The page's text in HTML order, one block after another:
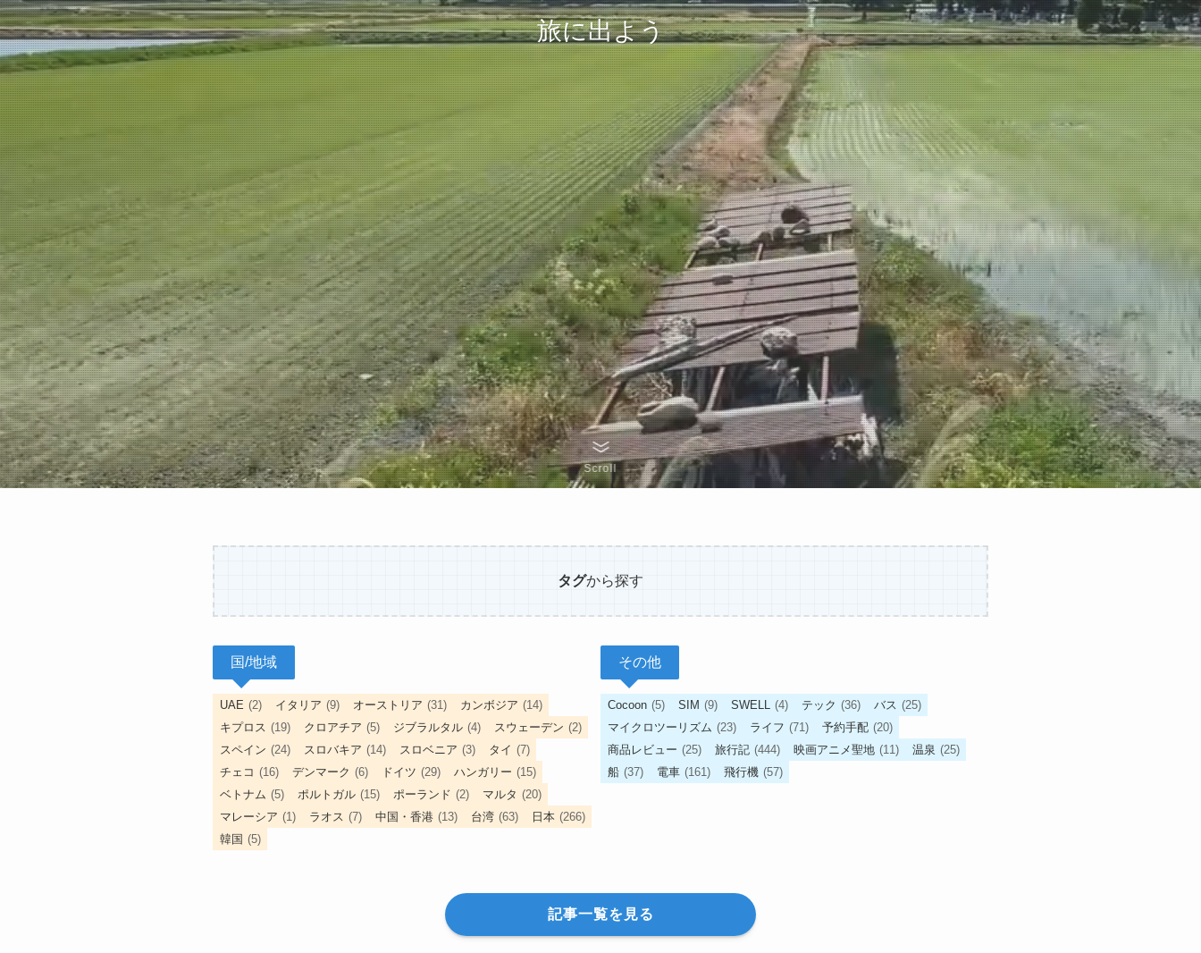
旅に出よう
Scroll
タグから探す
国/地域
UAE (2) イタリア (9) オーストリア (31) カンボジア (14)
キプロス (19) クロアチア (5) ジブラルタル (4) スウェーデン (2)
スペイン (24) スロバキア (14) スロベニア (3) タイ (7)
チェコ (16) デンマーク (6) ドイツ (29) ハンガリー (15)
ベトナム (5) ポルトガル (15) ポーランド (2) マルタ (20)
マレーシア (1) ラオス (7) 中国・香港 (13) 台湾 (63) 日本 (266)
韓国 (5)
その他
Cocoon (5) SIM (9) SWELL (4) テック (36) バス (25)
マイクロツーリズム (23) ライフ (71) 予約手配 (20)
商品レビュー (25) 旅行記 (444) 映画アニメ聖地 (11) 温泉 (25)
船 (37) 電車 (161) 飛行機 (57)
記事一覧を見る